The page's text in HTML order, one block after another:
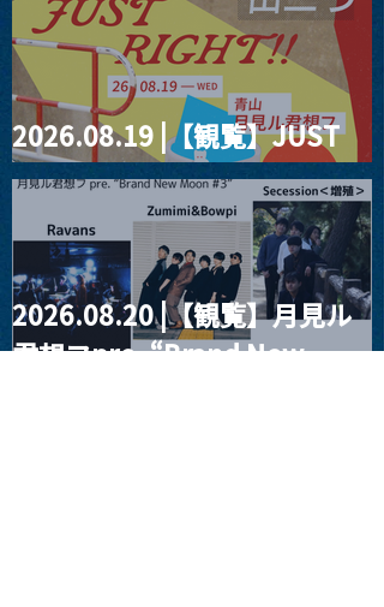
2026.08.19 |【観覧】JUST
RIGHT!! vol.27
2026.08.20 |【観覧】月見ル
君想フpre. “Brand New